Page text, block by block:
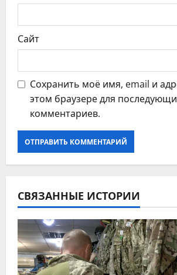
Сайт
Сохранить моё имя, email и
этом браузере для
комментариев.
СВЯЗАННЫЕ ИСТОРИИ